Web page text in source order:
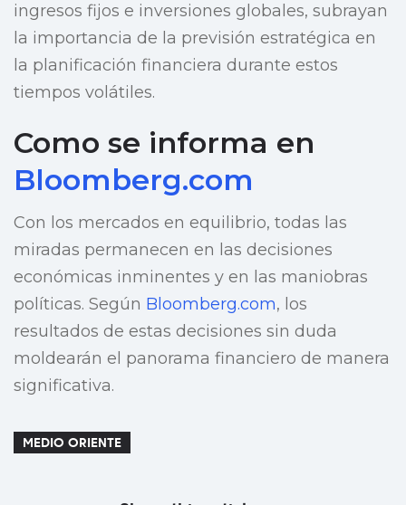
ingresos fijos e inversiones globales, subrayan
la importancia de la previsión estratégica en
la planificación financiera durante estos
tiempos volátiles.
Como se informa en
Bloomberg.com
Con los mercados en equilibrio, todas las
miradas permanecen en las decisiones
económicas inminentes y en las maniobras
políticas. Según Bloomberg.com, los
resultados de estas decisiones sin duda
moldearán el panorama financiero de manera
significativa.
MEDIO ORIENTE